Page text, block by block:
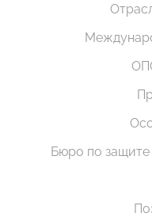
Бюро по